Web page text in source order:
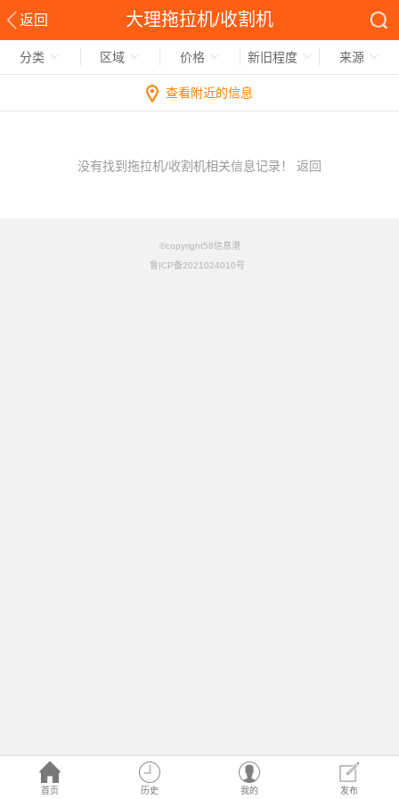
返回 大理拖拉机/收割机
首页 历史 我的 发布
分类 区域 价格 新旧程度 来源
查看附近的信息
没有找到拖拉机/收割机相关信息记录！ 返回
©copyright58信息港
鲁ICP备2021024010号